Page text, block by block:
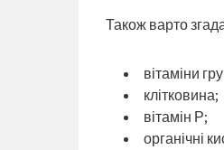
Також варто
вітаміни
клітковина;
вітамін Р;
органічні